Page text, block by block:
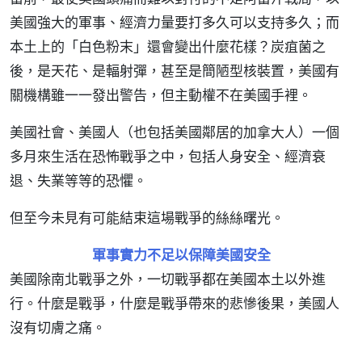
美國強大的軍事、經濟力量要打多久可以支持多久；而
本土上的「白色粉末」還會變出什麼花樣？炭疽菌之
後，是天花、是輻射彈，甚至是簡陋型核裝置，美國有
關機構雖一一發出警告，但主動權不在美國手裡。
美國社會、美國人（也包括美國鄰居的加拿大人）一個
多月來生活在恐怖戰爭之中，包括人身安全、經濟衰
退、失業等等的恐懼。
但至今未見有可能結束這場戰爭的絲絲曙光。
軍事實力不足以保障美國安全
美國除南北戰爭之外，一切戰爭都在美國本土以外進
行。什麼是戰爭，什麼是戰爭帶來的悲慘後果，美國人
沒有切膚之痛。